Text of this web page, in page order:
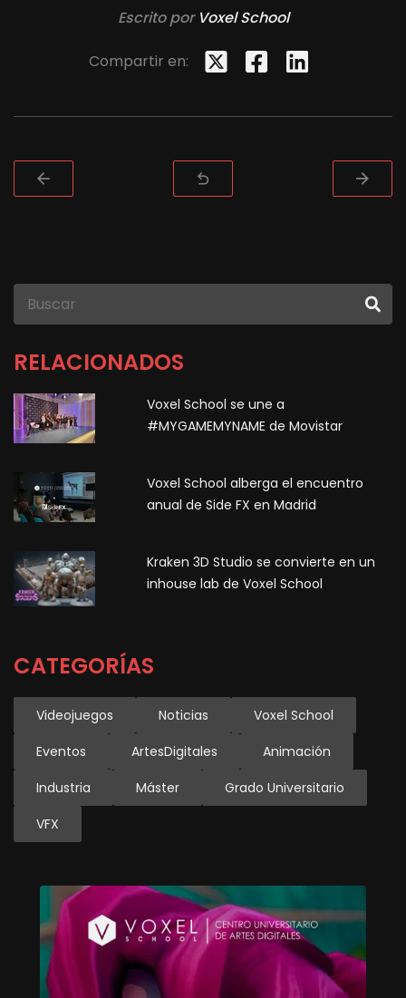
Escrito por Voxel School
Compartir en:
RELACIONADOS
Voxel School se une a
#MYGAMEMYNAME de Movistar
Voxel School alberga el encuentro
anual de Side FX en Madrid
Kraken 3D Studio se convierte en un
inhouse lab de Voxel School
CATEGORÍAS
Videojuegos Noticias
Voxel School
Eventos
ArtesDigitales
Animación
Industria
Máster
Grado Universitario
VFX